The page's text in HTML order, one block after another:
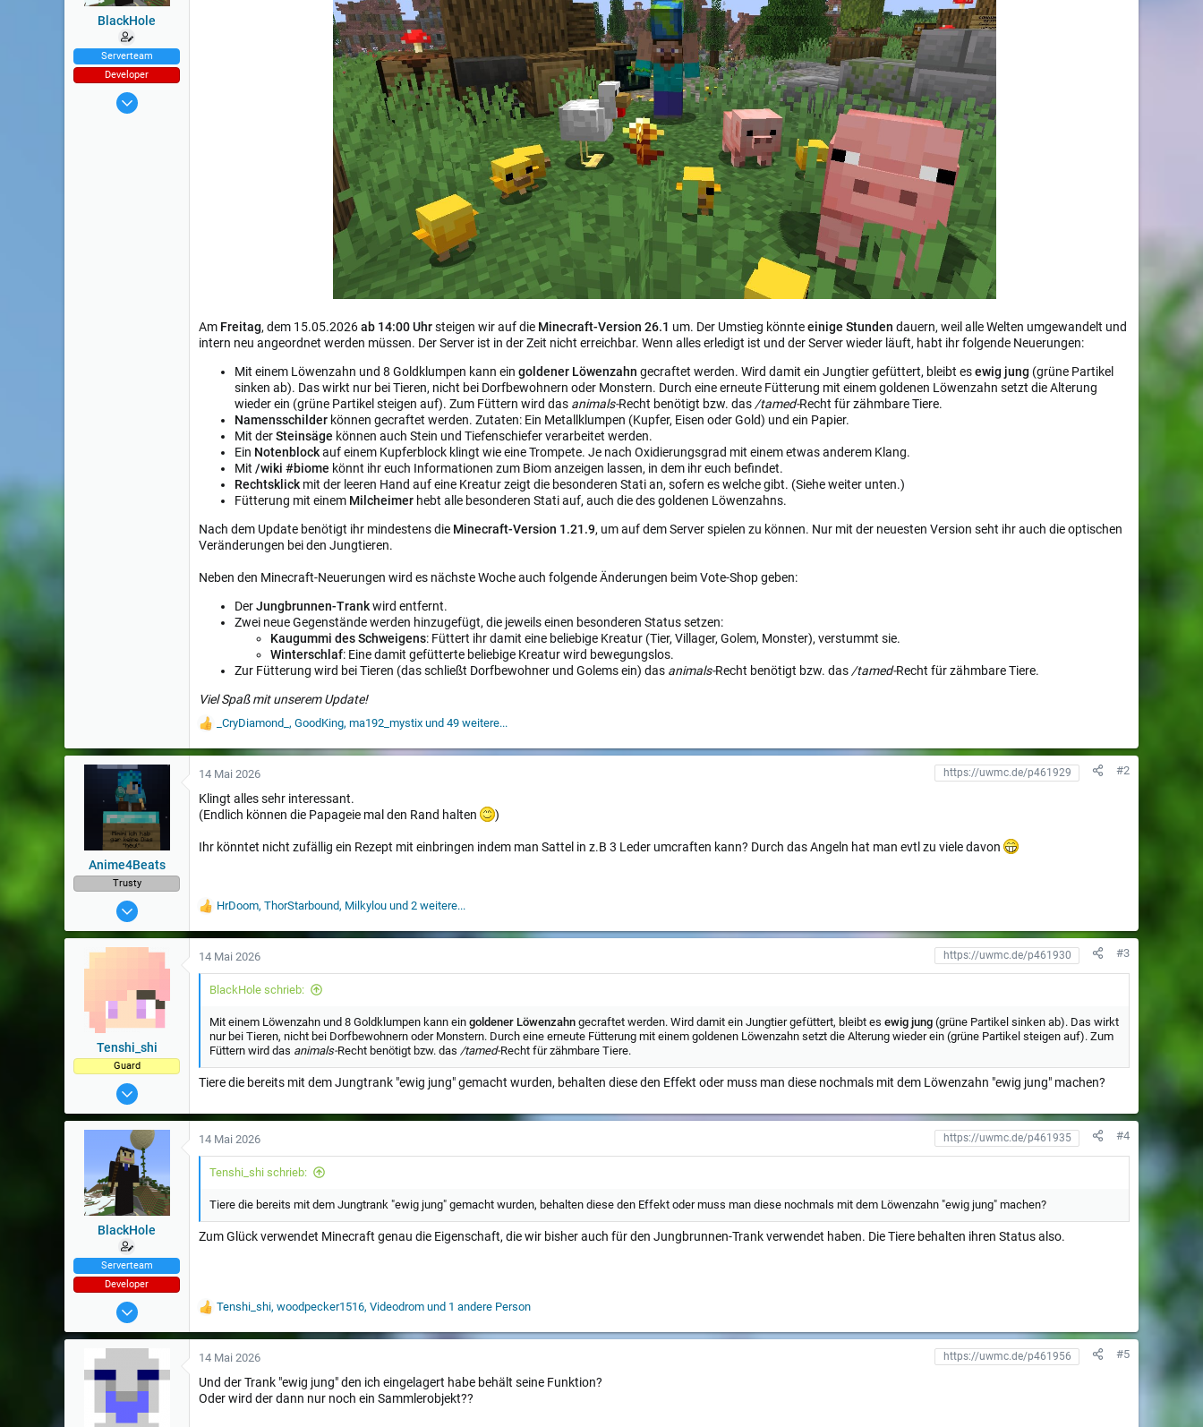
BlackHole
Serverteam
Developer
9 Aug 2014
Am Freitag, dem 15.05.2026ab 14:00 Uhrsteigen wir auf die Minecraft-Version 26.1 um. Der Umstieg könnteeinige Stunden dauern, weil alle Welten umgewandelt und
intern neu angeordnet werden müssen. Der Server ist in der Zeit nicht erreichbar. Wenn alles erledigt ist und der Server wieder läuft, habt ihr folgende Neuerungen:
Mit einem Löwenzahn und 8 Goldklumpen kann ein goldener Löwenzahn gecraftet werden. Wird damit ein Jungtier gefüttert, bleibt esewig jung (grüne Partikel
sinken ab). Das wirkt nur bei Tieren, nicht bei Dorfbewohnern oder Monstern. Durch eine erneute Fütterung mit einem goldenen Löwenzahn setzt die Alterung
wieder ein (grüne Partikel steigen auf). Zum Füttern wird das animals-Recht benötigt bzw. das/tamed-Recht für zähmbare Tiere.
Namensschilder können gecraftet werden. Zutaten: Ein Metallklumpen (Kupfer, Eisen oder Gold) und ein Papier.
Mit derSteinsäge können auch Stein und Tiefenschiefer verarbeitet werden.
Ein Notenblockauf einem Kupferblock klingt wie eine Trompete. Je nach Oxidierungsgrad mit einem etwas anderem Klang.
Mit /wiki #biome könnt ihr euch Informationen zum Biom anzeigen lassen, in dem ihr euch befindet.
Rechtsklickmit der leeren Hand auf eine Kreatur zeigt die besonderen Stati an, sofern es welche gibt. (Siehe weiter unten.)
Fütterung mit einem Milcheimer hebt alle besonderen Stati auf, auch die des goldenen Löwenzahns.
Nach dem Update benötigt ihr mindestens die Minecraft-Version 1.21.9, um auf dem Server spielen zu können. Nur mit der neuesten Version seht ihr auch die optischen
Veränderungen bei den Jungtieren.
Neben den Minecraft-Neuerungen wird es nächste Woche auch folgende Änderungen beim Vote-Shop geben:
DerJungbrunnen-Trankwird entfernt.
Zwei neue Gegenstände werden hinzugefügt, die jeweils einen besonderen Status setzen:
Kaugummi des Schweigens: Füttert ihr damit eine beliebige Kreatur (Tier, Villager, Golem, Monster), verstummt sie.
Winterschlaf: Eine damit gefütterte beliebige Kreatur wird bewegungslos.
Zur Fütterung wird bei Tieren (das schließt Dorfbewohner und Golems ein) das animals-Recht benötigt bzw. das/tamed-Recht für zähmbare Tiere.
Viel Spaß mit unserem Update!
W
r
t
n
g
n
_CryDiamond_ , GoodKing, ma192_mystix und 49 weitere...
Anime4Beats
Trusty
20 Feb 2017
14 Mai 2026 #2
Klingt alles sehr interessant.
(Endlich können die Papageie mal den Rand halten
)
Ihr könntet nicht zufällig ein Rezept mit einbringen indem man Sattel in z.B 3 Leder umcraften kann? Durch das Angeln hat man evtl zu viele davon
W
r
t
HrDoom, ThorStarbound, Milkylou und 2 weitere...
Tenshi_shi
Guard
12 März 2023
14 Mai 2026 #3
BlackHole schrieb:
Mit einem Löwenzahn und 8 Goldklumpen kann ein goldener Löwenzahn gecraftet werden. Wird damit ein Jungtier gefüttert, bleibt es ewig jung (grüne Partikel sinken ab). Das wirkt
nur bei Tieren, nicht bei Dorfbewohnern oder Monstern. Durch eine erneute Fütterung mit einem goldenen Löwenzahn setzt die Alterung wieder ein (grüne Partikel steigen auf). Zum
Füttern wird das animals-Recht benötigt bzw. das /tamed-Recht für zähmbare Tiere.
Tiere die bereits mit dem Jungtrank "ewig jung" gemacht wurden, behalten diese den Effekt oder muss man diese nochmals mit dem Löwenzahn "ewig jung" machen?
BlackHole
Serverteam
Developer
9 Aug 2014
14 Mai 2026 #4
Tenshi_shi schrieb:
Tiere die bereits mit dem Jungtrank "ewig jung" gemacht wurden, behalten diese den Effekt oder muss man diese nochmals mit dem Löwenzahn "ewig jung" machen?
Zum Glück verwendet Minecraft genau die Eigenschaft, die wir bisher auch für den Jungbrunnen-Trank verwendet haben. Die Tiere behalten ihren Status also.
W
r
t
n
g
Tenshi_shi, woodpecker1516, Videodrom und 1 andere Person
14 Mai 2026 #5
Und der Trank "ewig jung" den ich eingelagert habe behält seine Funktion?
Oder wird der dann nur noch ein Sammlerobjekt??